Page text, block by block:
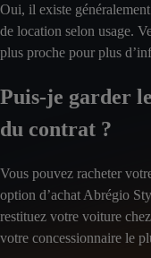
Oui, il existe
de location selon usage.
plus proche pour plus
Puis-je garder
du contrat ?
Vous pouvez racheter
option d’achat Abrégio
restituez votre voiture
votre concessionnaire le